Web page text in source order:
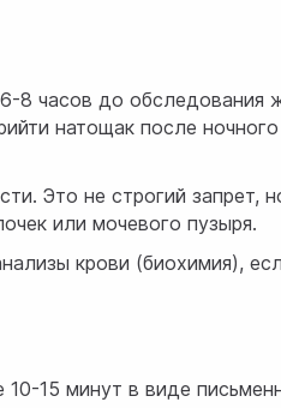
8 часов до
натощак после
Это не строгий запрет,
или мочевого пузыря.
крови (биохимия),
15 минут в виде